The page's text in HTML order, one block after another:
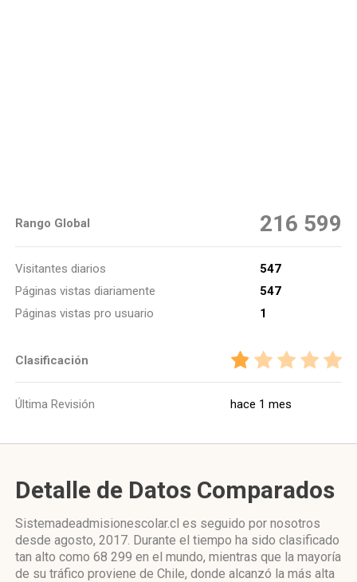
Rango Global 216 599
Visitantes diarios
547
Páginas vistas diariamente
547
Páginas vistas pro usuario
1
Clasificación
Última Revisión hace 1 mes
Detalle de Datos Comparados
Sistemadeadmisionescolar.cl es seguido por nosotros
desde agosto, 2017. Durante el tiempo ha sido clasificado
tan alto como 68 299 en el mundo, mientras que la mayoría
de su tráfico proviene de Chile, donde alcanzó la más alta